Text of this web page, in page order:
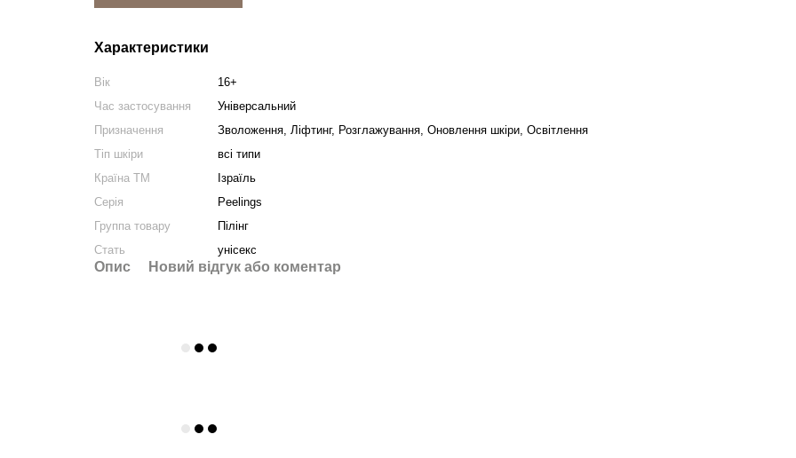
Характеристики
Вік
16+
Час застосування
Універсальний
Призначення
Зволоження, Ліфтинг, Розглажування, Оновлення шкіри, Освітлення
Тіп шкіри
всі типи
Країна ТМ
Ізраїль
Серія
Peelings
Группа товару
Пілінг
Cтать
унісекс
Опис Новий відгук або коментар